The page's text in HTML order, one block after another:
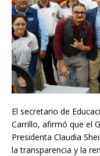
El secretario de
Carrillo, afirmó que el
Presidenta Claudia
la transparencia y la